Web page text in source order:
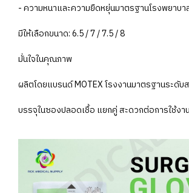
- ความหนาและความยืดหยุ่นมาตรฐานโรงพยาบา
มีให้เลือกขนาด: 6.5 / 7 / 7.5 / 8
มั่นใจในคุณภาพ
ผลิตโดยแบรนด์ MOTEX โรงงานมาตรฐานระดับ
บรรจุในซองปลอดเชื้อ แยกคู่ สะดวกต่อการใช้งา